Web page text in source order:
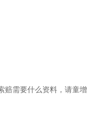
赔需要什么资料，请童增